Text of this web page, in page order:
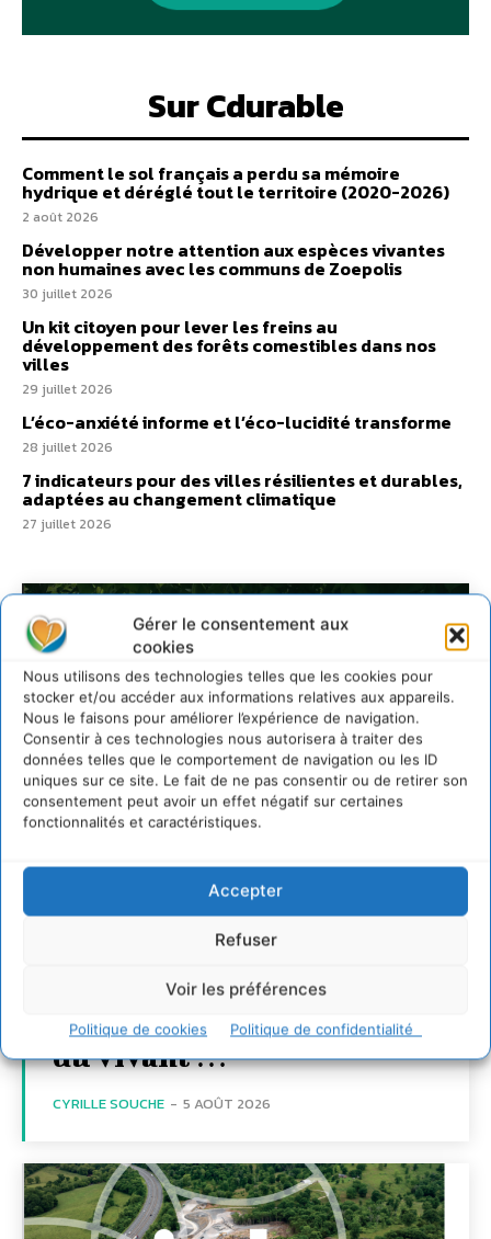
Gérer le consentement aux
cookies
Nous utilisons des technologies telles que les cookies pour
stocker et/ou accéder aux informations relatives aux appareils.
Nous le faisons pour améliorer l’expérience de navigation.
Consentir à ces technologies nous autorisera à traiter des
données telles que le comportement de navigation ou les ID
uniques sur ce site. Le fait de ne pas consentir ou de retirer son
consentement peut avoir un effet négatif sur certaines
fonctionnalités et caractéristiques.
Accepter
Refuser
Voir les préférences
Politique de cookies Politique de confidentialité
Sur Cdurable
Comment le sol français a perdu sa mémoire
hydrique et déréglé tout le territoire (2020-2026)
2 août 2026
Développer notre attention aux espèces vivantes
non humaines avec les communs de Zoepolis
30 juillet 2026
Un kit citoyen pour lever les freins au
développement des forêts comestibles dans nos
villes
29 juillet 2026
L’éco-anxiété informe et l’éco-lucidité transforme
28 juillet 2026
7 indicateurs pour des villes résilientes et durables,
adaptées au changement climatique
27 juillet 2026
S’inspirer de l’arbre
pour un modèle
économique régénératif
du vivant …
CYRILLE SOUCHE - 5 AOÛT 2026